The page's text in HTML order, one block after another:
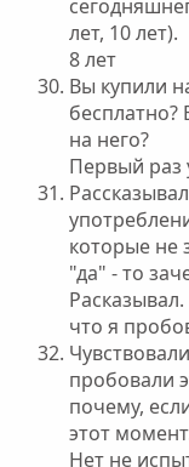
лет, 10 лет).
8 лет
Вы купили
бесплатно?
на него?
Первый раз
которые не
"да" - то
что я
пробовали
почему,
этот
Нет не